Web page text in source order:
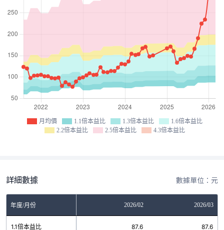
月均價 1.1倍本益比 1.3倍本益比
1.6倍本益比
2.2倍本益比
2.5倍本益比 4.3倍本益比
詳細數據 數據單位：元
年度/月份 2026/02 2026/03
1.1倍本益比 87.6 87.6